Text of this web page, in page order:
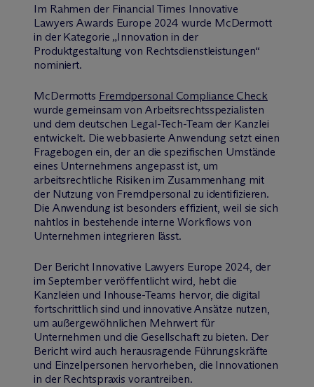
Im Rahmen der Financial Times Innovative
Lawyers Awards Europe 2024 wurde McDermott
in der Kategorie „Innovation in der
Produktgestaltung von Rechtsdienstleistungen“
nominiert.
McDermotts Fremdpersonal Compliance Check
wurde gemeinsam von Arbeitsrechtsspezialisten
und dem deutschen Legal-Tech-Team der Kanzlei
entwickelt. Die webbasierte Anwendung setzt einen
Fragebogen ein, der an die spezifischen Umstände
eines Unternehmens angepasst ist, um
arbeitsrechtliche Risiken im Zusammenhang mit
der Nutzung von Fremdpersonal zu identifizieren.
Die Anwendung ist besonders effizient, weil sie sich
nahtlos in bestehende interne Workflows von
Unternehmen integrieren lässt.
Der Bericht Innovative Lawyers Europe 2024, der
im September veröffentlicht wird, hebt die
Kanzleien und Inhouse-Teams hervor, die digital
fortschrittlich sind und innovative Ansätze nutzen,
um außergewöhnlichen Mehrwert für
Unternehmen und die Gesellschaft zu bieten. Der
Bericht wird auch herausragende Führungskräfte
und Einzelpersonen hervorheben, die Innovationen
in der Rechtspraxis vorantreiben.